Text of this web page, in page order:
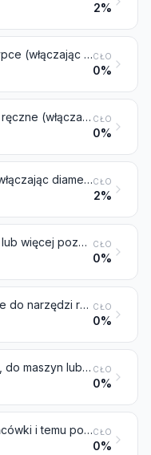
2%
Pilniki, tarniki, szczypce (włączając szczypce tnące), obcęgi, pincety, nożyce do cięcia metalu, obcinaki do rur, nożyce do prętów, przebijaki i podobne narzędzia ręczneCŁO
0%
Klucze maszynowe ręczne (włączając klucze dynamometryczne, ale bez pokręteł do gwintowników); wymienne gniazda do kluczy nasadowych, z rękojeściami lub bez CŁO
0%
Narzędzia ręczne (włączając diamenty szklarskie), gdzie indziej niewymienione ani niewłączone; lampy lutownicze; imadła, zaciski i temu podobne, inne niż akcesoria i części obrabiarek lub maszyn do cięcia strumieniem wody; kowadła; przenośne ogniska kowalskie; ściernice z ramami obsługiwane ręcznie lub nożnieCŁO
2%
Narzędzia z dwóch lub więcej pozycji od 8202 do 8205, pakowane w zestawy do sprzedaży CŁO
0%
Narzędzia wymienne do narzędzi ręcznych, nawet napędzanych mechanicznie lub do obrabiarek (na przykład do prasowania, tłoczenia, kucia na prasach, przebijania, wykrawania, gwintowania otworów lub wałków, wiercenia, wytaczania, przeciągania, frezowania, toczenia lub wkręcania), włączając ciągadła, ciągowniki lub matryce do wyciskania metalu oraz narzędzia do wiercenia w kamieniu lub do wierceń ziemnych CŁO
0%
Noże i ostrza tnące, do maszyn lub do urządzeń mechanicznych CŁO
0%
Płytki, nakładki, końcówki i temu podobne do narzędzi, niezmontowane, z cermetaliCŁO
0%